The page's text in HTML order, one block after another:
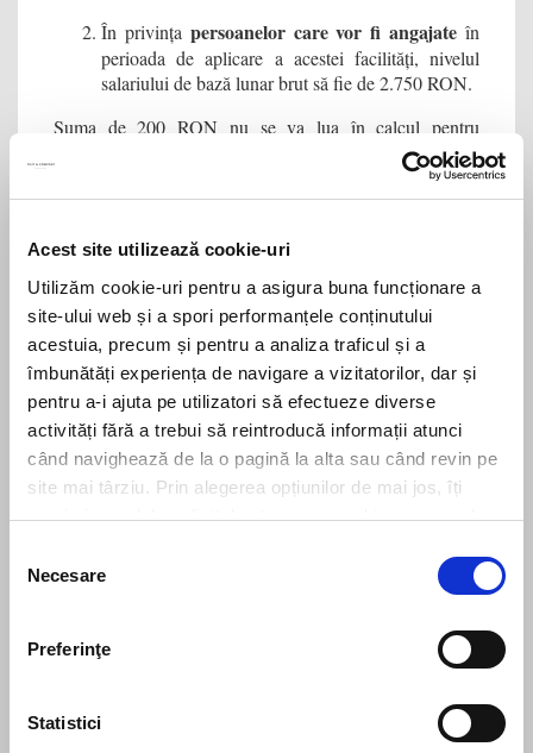
Acest site utilizează cookie-uri
Utilizăm cookie-uri pentru a asigura buna funcționare a
site-ului web și a spori performanțele conținutului
acestuia, precum și pentru a analiza traficul și a
îmbunătăți experiența de navigare a vizitatorilor, dar și
pentru a-i ajuta pe utilizatori să efectueze diverse
activități fără a trebui să reintroducă informații atunci
când navighează de la o pagină la alta sau când revin pe
site mai târziu. Prin alegerea opțiunilor de mai jos, îți
exprimi acordul explicit de stocare a cookies pe care le-
consimțământului
Necesare
Preferinţe
Statistici
În privința persoanelor care vor fi angajate în
perioada de aplicare a acestei facilități, nivelul
salariului de bază lunar brut să fie de 2.750 RON.
Suma de 200 RON nu se va lua în calcul pentru
în funcție de
perioada din lună pentru care s-
a acordat majorarea salarială;(ii)data de la care angajații
de de 2.750 RON;(iii)fracția din lună pentru care se
determină veniturile din salarii și asimilate salariilor;(iv)
data de la care încetează contractul individual de muncă.
Share this
Leave us a message